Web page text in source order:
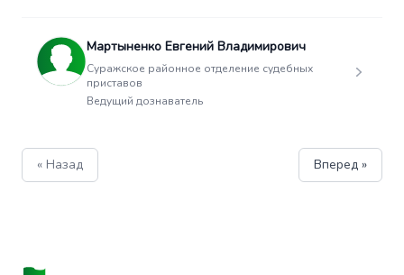
Мартыненко Евгений Владимирович
Суражское районное отделение судебных
приставов
Ведущий дознаватель
« Назад Вперед »